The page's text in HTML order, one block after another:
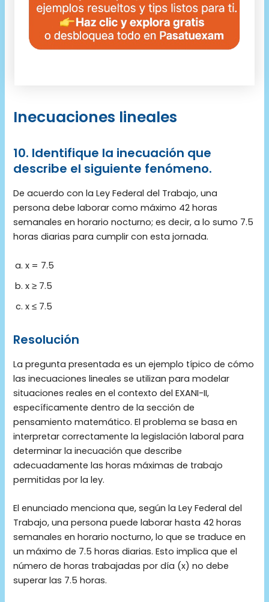
Inecuaciones lineales
10. Identifique la inecuación que
describe el siguiente fenómeno.
De acuerdo con la Ley Federal del Trabajo, una
persona debe laborar como máximo 42 horas
semanales en horario nocturno; es decir, a lo sumo 7.5
horas diarias para cumplir con esta jornada.
x = 7.5
x ≥ 7.5
x ≤ 7.5
Resolución
La pregunta presentada es un ejemplo típico de cómo
las inecuaciones lineales se utilizan para modelar
situaciones reales en el contexto del EXANI-II,
específicamente dentro de la sección de
pensamiento matemático. El problema se basa en
interpretar correctamente la legislación laboral para
determinar la inecuación que describe
adecuadamente las horas máximas de trabajo
permitidas por la ley.
El enunciado menciona que, según la Ley Federal del
Trabajo, una persona puede laborar hasta 42 horas
semanales en horario nocturno, lo que se traduce en
un máximo de 7.5 horas diarias. Esto implica que el
número de horas trabajadas por día (x) no debe
superar las 7.5 horas.